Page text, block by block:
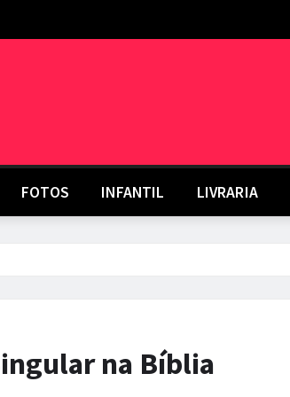
FOTOS INFANTIL LIVRARIA
na Bíblia